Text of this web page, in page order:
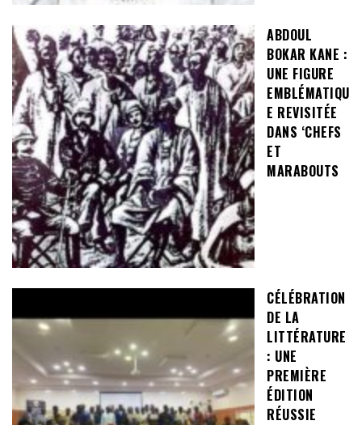
ABDOUL
BOKAR KANE :
UNE FIGURE
EMBLÉMATIQU
E REVISITÉE
DANS ‘CHEFS
ET
MARABOUTS
CÉLÉBRATION
DE LA
LITTÉRATURE
: UNE
PREMIÈRE
ÉDITION
RÉUSSIE